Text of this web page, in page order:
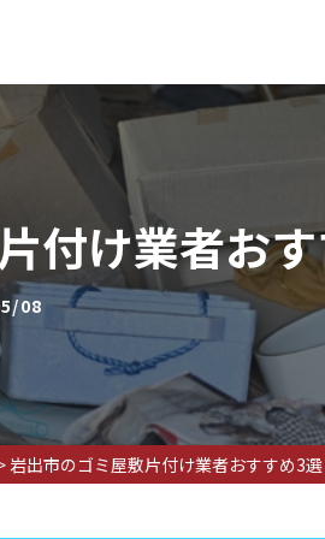
付け業者お
08
岩出市のゴミ屋敷片付け業者おすすめ3選